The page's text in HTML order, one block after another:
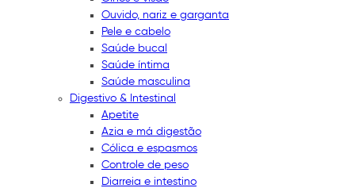
Ouvido, nariz e garganta
Pele e cabelo
Saúde bucal
Saúde íntima
Saúde masculina
Digestivo & Intestinal
Apetite
Azia e má digestão
Cólica e espasmos
Controle de peso
Diarreia e intestino